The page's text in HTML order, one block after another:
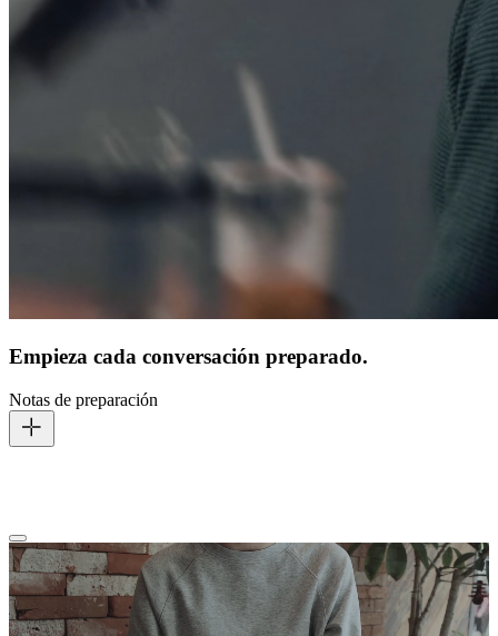
Empieza cada conversación preparado.
Notas de preparación